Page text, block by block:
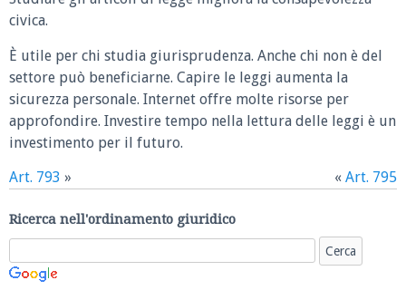
civica.
È utile per chi studia giurisprudenza. Anche chi non è del
settore può beneficiarne. Capire le leggi aumenta la
sicurezza personale. Internet offre molte risorse per
approfondire. Investire tempo nella lettura delle leggi è un
investimento per il futuro.
Art. 793 » « Art. 795
Ricerca nell'ordinamento giuridico